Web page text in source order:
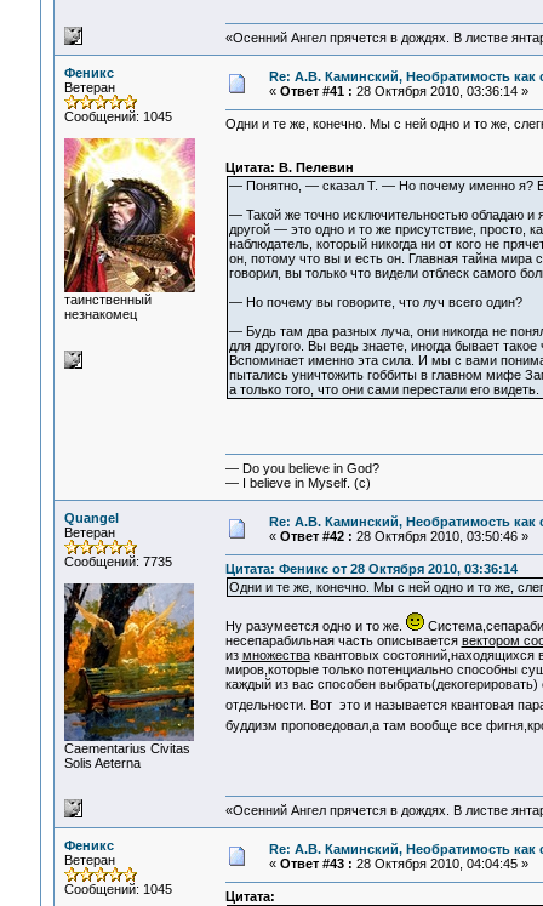
«Осенний Ангел прячется в дождях. В листве
Феникс
Ветеран
Сообщений: 1045
таинственный
незнакомец
Re: А.В. Каминский, Необратимость как
« Ответ #41 : 28 Октября 2010, 03:36:14 »
Одни и те же, конечно. Мы с ней одно и то же,
Цитата: В. Пелевин
— Понятно, — сказал Т. — Но почему именно я?
— Такой же точно исключительностью обладаю и
другой — это одно и то же присутствие, просто,
наблюдатель, который никогда ни от кого не
он, потому что вы и есть он. Главная тайна мира
говорил, вы только что видели отблеск самого
— Но почему вы говорите, что луч всего один?
— Будь там два разных луча, они никогда не
для другого. Вы ведь знаете, иногда бывает
Вспоминает именно эта сила. И мы с вами
пытались уничтожить гоббиты в главном мифе
а только того, что они сами перестали его видеть.
— Do you believe in God?
— I believe in Myself. (c)
Quangel
Ветеран
Сообщений: 7735
Сaementarius Civitas
Solis Aeterna
Re: А.В. Каминский, Необратимость как
« Ответ #42 : 28 Октября 2010, 03:50:46 »
Цитата: Феникс от 28 Октября 2010, 03:36:14
Одни и те же, конечно. Мы с ней одно и то же,
Ну разумеется одно и то же.
несепарабильная часть описывается вектором
из множестваквантовых состояний,находящихся
миров,которые только потенциально способны
каждый из вас способен
отдельности. Вот это и называется квантовая
буддизм проповедовал,а там вообще все
«Осенний Ангел прячется в дождях. В листве
Феникс
Ветеран
Сообщений: 1045
Re: А.В. Каминский, Необратимость как
« Ответ #43 : 28 Октября 2010, 04:04:45 »
Цитата: